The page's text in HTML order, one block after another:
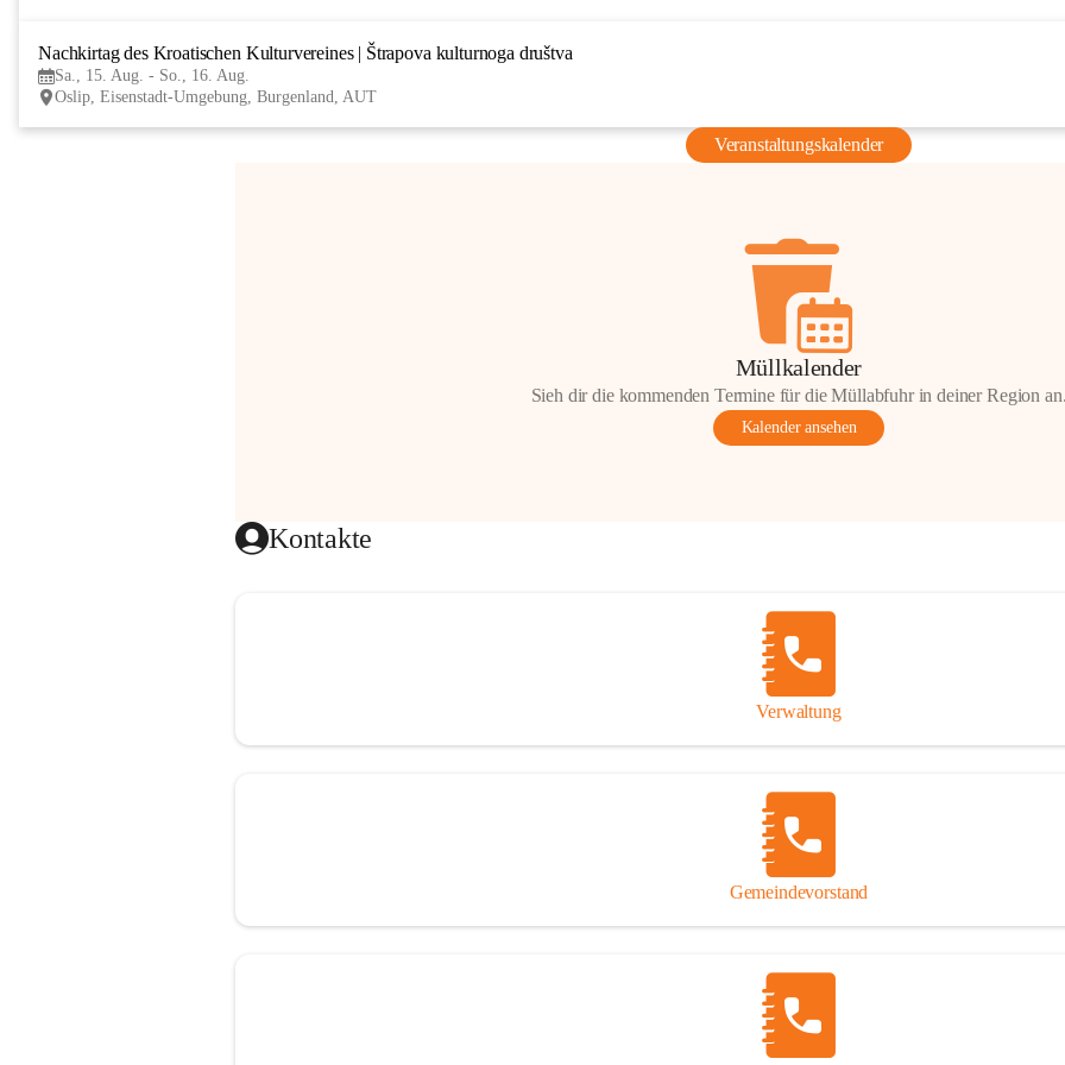
Nachkirtag des Kroatischen Kulturvereines | Štrapova kulturnoga društva
Sa., 15. Aug. - So., 16. Aug.
Oslip, Eisenstadt-Umgebung, Burgenland, AUT
Veranstaltungskalender
Müllkalender
Sieh dir die kommenden Termine für die Müllabfuhr in deiner Region an.
Kalender ansehen
Kontakte
Verwaltung
Gemeindevorstand